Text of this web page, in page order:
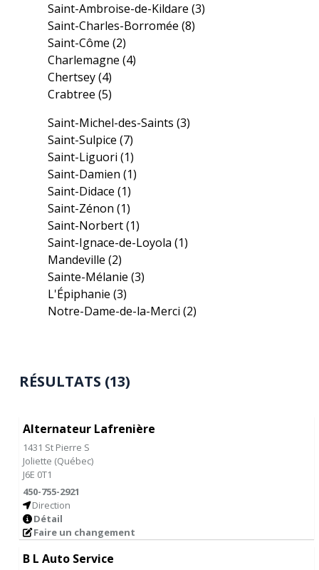
Saint-Ambroise-de-Kildare(3)
Saint-Charles-Borromée(8)
Saint-Côme(2)
Charlemagne(4)
Chertsey(4)
Crabtree(5)
Saint-Michel-des-Saints(3)
Saint-Sulpice(7)
Saint-Liguori(1)
Saint-Damien(1)
Saint-Didace(1)
Saint-Zénon(1)
Saint-Norbert(1)
Saint-Ignace-de-Loyola(1)
Mandeville(2)
Sainte-Mélanie(3)
L'Épiphanie(3)
Notre-Dame-de-la-Merci(2)
RÉSULTATS (13)
Alternateur Lafrenière
1431 St Pierre S
Joliette (Québec)
J6E 0T1
450-755-2921
Direction
Détail
Faire un changement
B L Auto Service